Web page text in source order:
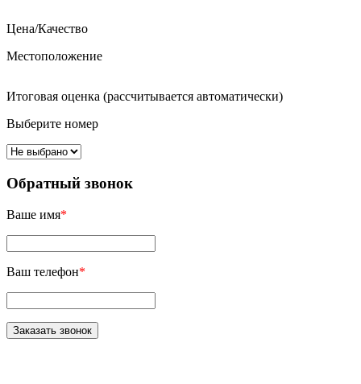
Цена/Качество
Местоположение
Итоговая оценка (рассчитывается автоматически)
Выберите номер
Обратный звонок
Ваше имя*
Ваш телефон*